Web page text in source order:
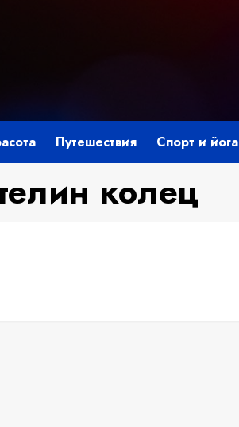
Путешествия Спорт и йога
колец